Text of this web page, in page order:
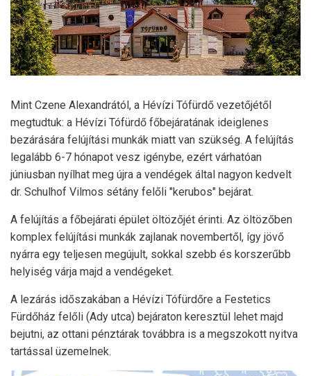
Mint Czene Alexandrától, a Hévízi Tófürdő vezetőjétől
megtudtuk: a Hévízi Tófürdő főbejáratának ideiglenes
bezárására felújítási munkák miatt van szükség. A felújítás
legalább 6-7 hónapot vesz igénybe, ezért várhatóan
júniusban nyílhat meg újra a vendégek által nagyon kedvelt
dr. Schulhof Vilmos sétány felőli "kerubos" bejárat.
A felújítás a főbejárati épület öltözőjét érinti. Az öltözőben
komplex felújítási munkák zajlanak novembertől, így jövő
nyárra egy teljesen megújult, sokkal szebb és korszerűbb
helyiség várja majd a vendégeket.
A lezárás időszakában a Hévízi Tófürdőre a Festetics
Fürdőház felőli (Ady utca) bejáraton keresztül lehet majd
bejutni, az ottani pénztárak továbbra is a megszokott nyitva
tartással üzemelnek.